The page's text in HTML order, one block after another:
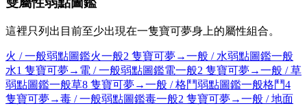
這裡只列出目前至少出現在一隻寶可夢身上的屬性組合。
火 / 一般弱點圖鑑火一般2 隻寶可夢→一般 / 水弱點圖鑑一般
水1 隻寶可夢→ 電 / 一般弱點圖鑑電一般2 隻寶可夢→一般 / 草
弱點圖鑑一般草8 隻寶可夢→一般 / 格鬥弱點圖鑑一般格鬥4
隻寶可夢→毒 / 一般弱點圖鑑毒一般2 隻寶可夢→一般 / 地面